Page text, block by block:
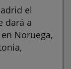
el
dará a
Noruega,